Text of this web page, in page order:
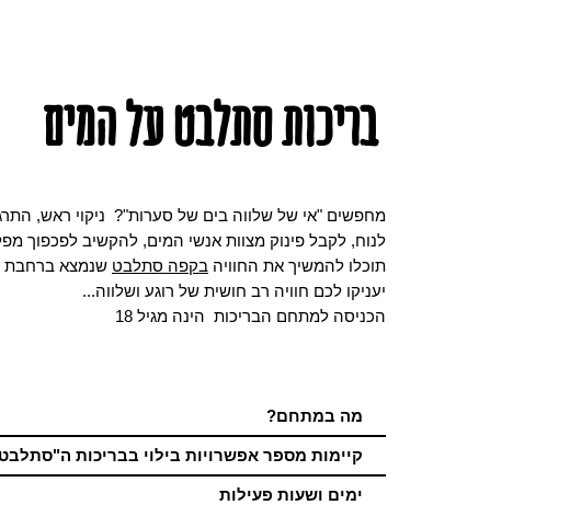
בריכות סתלבט על המים
מחפשים "אי של שלווה בים של סערות"? ניקוי ראש,
לנוח, לקבל פינוק מצוות אנשי המים, להקשיב לפכפוך
תוכלו להמשיך את החוויה בקפה סתלבט שנמצא ברחבת
יעניקו לכם חוויה רב חושית של רוגע ושלווה...
הכניסה למתחם הבריכות הינה מגיל 18
מה במתחם?
קיימות מספר אפשרויות בילוי בבריכות
ימים ושעות פעילות